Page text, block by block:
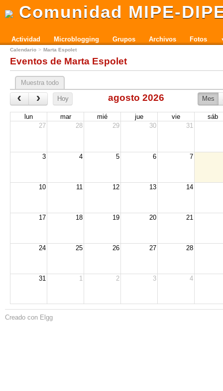
Comunidad MIPE-
Actividad Microblogging Grupos Archivos Fotos
Calendario Marta Espolet
Eventos de Marta Espolet
Muestra todo
‹ › Hoy agosto 2026 Mes
lun mar mié jue vie
sáb
27
28 29 30 31
3 4 5 6 7
10 11 12 13 14
17 18 19 20 21
24 25 26 27 28
31 1 2 3 4
Creado con Elgg